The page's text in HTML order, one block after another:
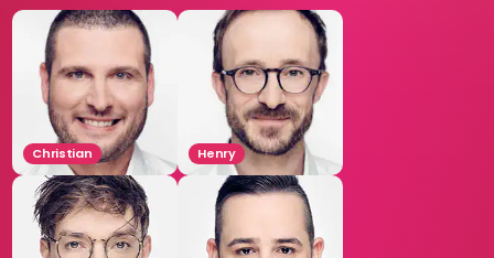
Christian Henry